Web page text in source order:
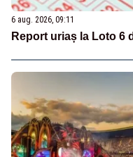
6 aug. 2026, 09:11
Report uriaș la Loto 6